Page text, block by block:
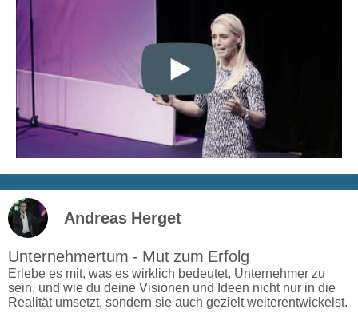
Andreas Herget
Unternehmertum - Mut zum Erfolg
Erlebe es mit, was es wirklich bedeutet, Unternehmer zu
sein, und wie du deine Visionen und Ideen nicht nur in die
Realität umsetzt, sondern sie auch gezielt weiterentwickelst.